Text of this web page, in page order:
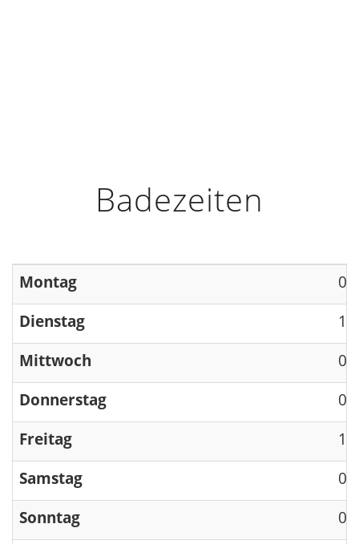
Badezeiten
Montag
Dienstag
Mittwoch
Donnerstag
Freitag
Samstag
Sonntag